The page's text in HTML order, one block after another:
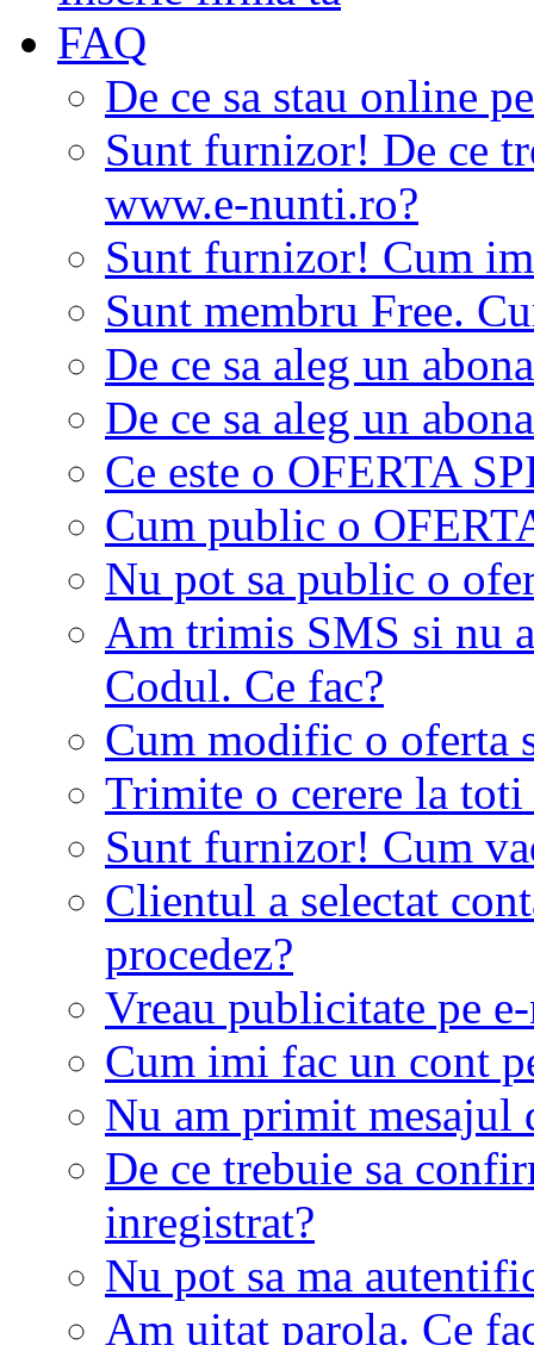
FAQ
De ce sa stau online
Sunt furnizor! De ce
www.e-nunti.ro?
Sunt furnizor! Cum
Sunt membru Free.
De ce sa aleg un
De ce sa aleg un
Ce este o OFERTA
Cum public o
Nu pot sa public o
Am trimis SMS si nu
Codul. Ce fac?
Cum modific o oferta
Trimite o cerere la
Sunt furnizor! Cum
Clientul a selectat
procedez?
Vreau publicitate pe
Cum imi fac un cont
Nu am primit mesajul
De ce trebuie sa
inregistrat?
Nu pot sa ma
Am uitat parola. Ce